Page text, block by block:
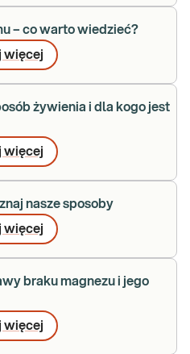
– co warto wiedzieć?
więcej
żywienia i dla kogo jest
więcej
nasze sposoby
więcej
braku magnezu i jego
więcej